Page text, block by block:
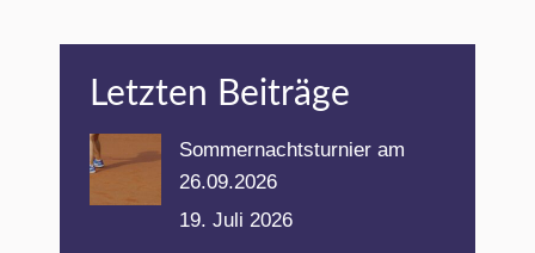
Letzten Beiträge
Sommernachtsturnier am
26.09.2026
19. Juli 2026